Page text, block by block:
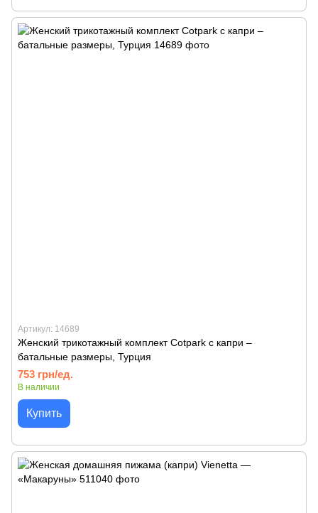
Артикул: 14689
Женский трикотажный комплект Cotpark с капри –
батальные размеры, Турция
753 грн/ед.
В наличии
Купить